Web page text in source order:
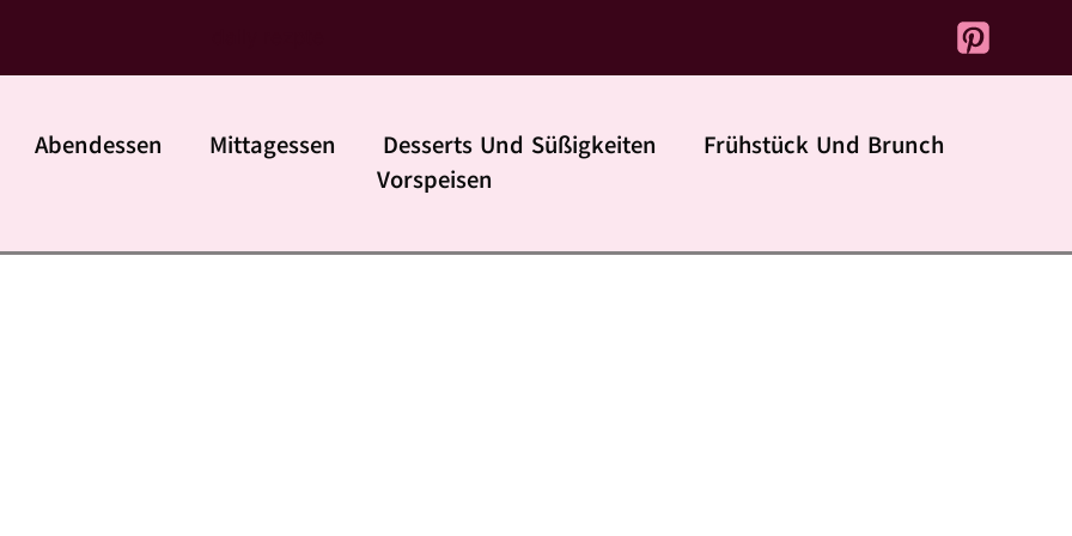
Abendessen Mittagessen Desserts Und Süßigkeiten
Frühstück Und Brunch
Vorspeisen